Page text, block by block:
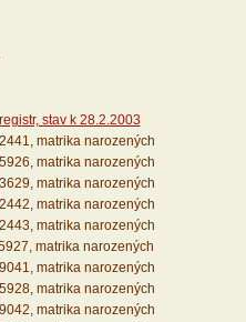
stav k 28.2.2003
matrika narozených
matrika narozených
matrika narozených
matrika narozených
matrika narozených
matrika narozených
matrika narozených
matrika narozených
matrika narozených